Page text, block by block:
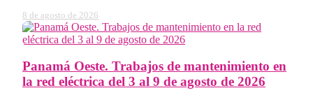
8 de agosto de 2026
Panamá Oeste. Trabajos de mantenimiento en
la red eléctrica del 3 al 9 de agosto de 2026